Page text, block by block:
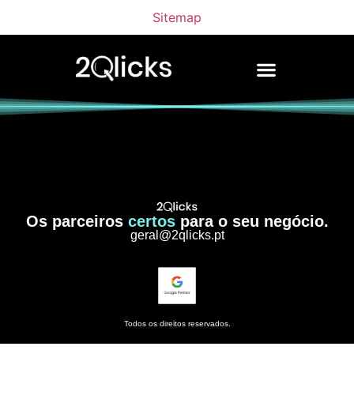
Sitemap
Os parceiros certospara o seu negócio.
geral@2qlicks.pt
Todos os direitos reservados.